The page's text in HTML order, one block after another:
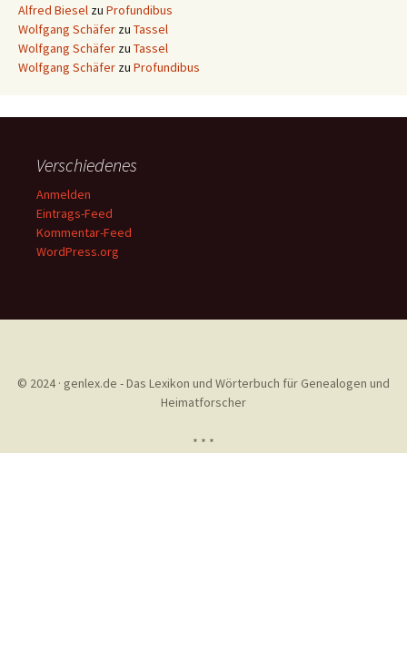
Alfred Biesel zu Profundibus
Wolfgang Schäfer zu Tassel
Wolfgang Schäfer zu Tassel
Wolfgang Schäfer zu Profundibus
Verschiedenes
Anmelden
Eintrags-Feed
Kommentar-Feed
WordPress.org
© 2024 · genlex.de - Das Lexikon und Wörterbuch für Genealogen und
Heimatforscher
* * *